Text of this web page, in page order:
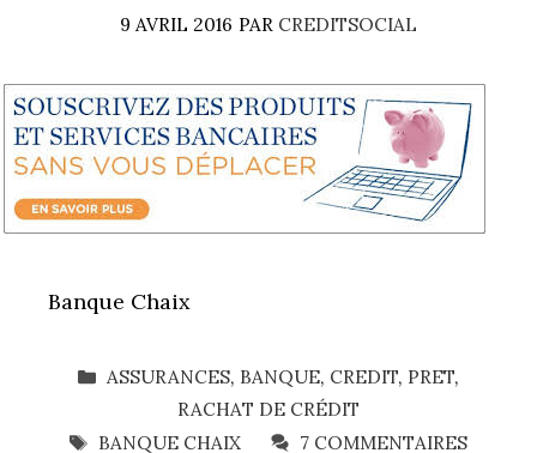
9 AVRIL 2016 PAR CREDITSOCIAL
Banque Chaix
CATÉGORIES
ASSURANCES, BANQUE, CREDIT, PRET,
RACHAT DE CRÉDIT
ÉTIQUETTES
BANQUE CHAIX 7 COMMENTAIRES